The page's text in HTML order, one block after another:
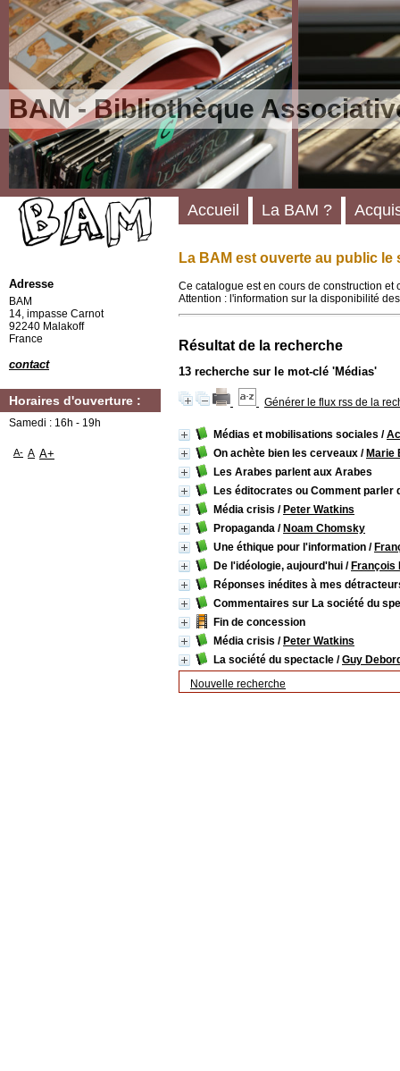
BAM - Bibliothèque
La BAM est ouverte au public le
Ce catalogue est en cours de construction
Attention : l'information sur la disponibilité
Résultat de la recherche
13 recherche sur le mot-clé 'Médias'
Générer le flux rss de la
Médias et mobilisations sociales /
On achète bien les cerveaux / Marie
Les Arabes parlent aux Arabes
Les éditocrates ou Comment parler
Média crisis / Peter Watkins
Propaganda / Noam Chomsky
Une éthique pour l'information /
De l'idéologie, aujourd'hui / François
Réponses inédites à mes
Commentaires sur La société du
Fin de concession
Média crisis / Peter Watkins
La société du spectacle /Guy
Nouvelle recherche
Accueil La BAM ?
Adresse
BAM
14, impasse Carnot
92240 Malakoff
France
contact
Horaires d'ouverture :
Samedi : 16h - 19h
A- A A+